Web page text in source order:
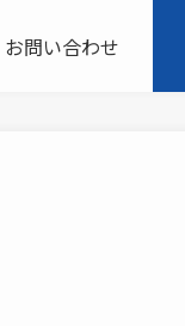
お問い合わせ